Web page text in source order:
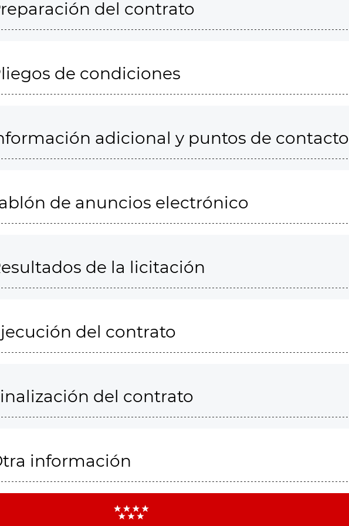
del contrato
de condiciones
adicional y puntos de contacto
de anuncios electrónico
de la licitación
del contrato
del contrato
información